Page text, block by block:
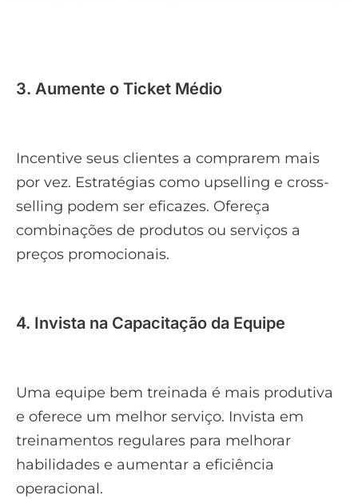
3. Aumente o Ticket Médio
Incentive seus clientes a comprarem mais
por vez. Estratégias como upselling e cross-
selling podem ser eficazes. Ofereça
combinações de produtos ou serviços a
preços promocionais.
4. Invista na Capacitação da Equipe
Uma equipe bem treinada é mais produtiva
e oferece um melhor serviço. Invista em
treinamentos regulares para melhorar
habilidades e aumentar a eficiência
operacional.